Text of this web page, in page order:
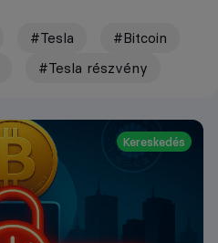
#Tesla
#Bitcoin
#Tesla részvény
Kereskedés